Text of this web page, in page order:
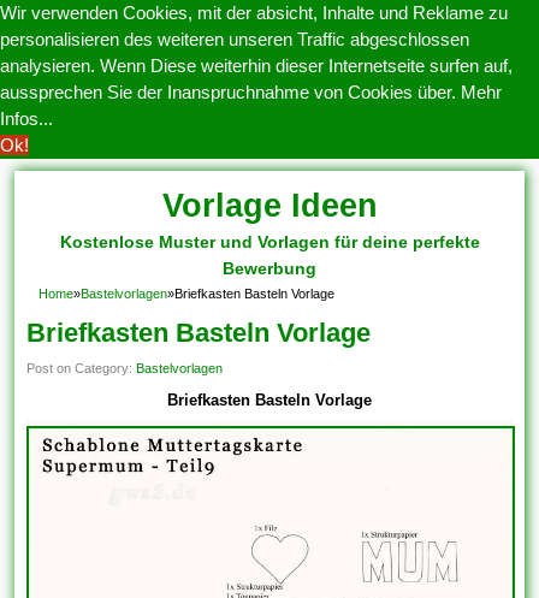
Wir verwenden Cookies, mit der absicht, Inhalte und Reklame zu
personalisieren des weiteren unseren Traffic abgeschlossen
analysieren. Wenn Diese weiterhin dieser Internetseite surfen auf,
aussprechen Sie der Inanspruchnahme von Cookies über. Mehr
Infos...
Ok!
Vorlage Ideen
Kostenlose Muster und Vorlagen für deine perfekte
Bewerbung
Home»Bastelvorlagen»Briefkasten Basteln Vorlage
Briefkasten Basteln Vorlage
Post on Category:Bastelvorlagen
Briefkasten Basteln Vorlage